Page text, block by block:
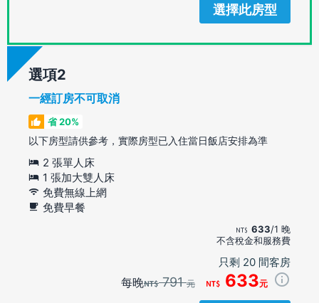
選擇此房型
選項
一經訂房不可取消
省 20%
以下房型請供參考，實際房型已入住當日飯店安排為準
2 張單人床
1 張加大雙人床
免費無線上網
免費早餐
633/1 晚
不含稅金和服務費
只剩 20 間客房
每晚 791元 633元